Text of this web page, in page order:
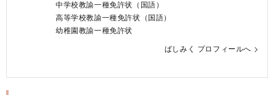
中学校教諭一種免許状（国語）
高等学校教諭一種免許状（国語）
幼稚園教諭一種免許状
ばしみく プロフィールへ